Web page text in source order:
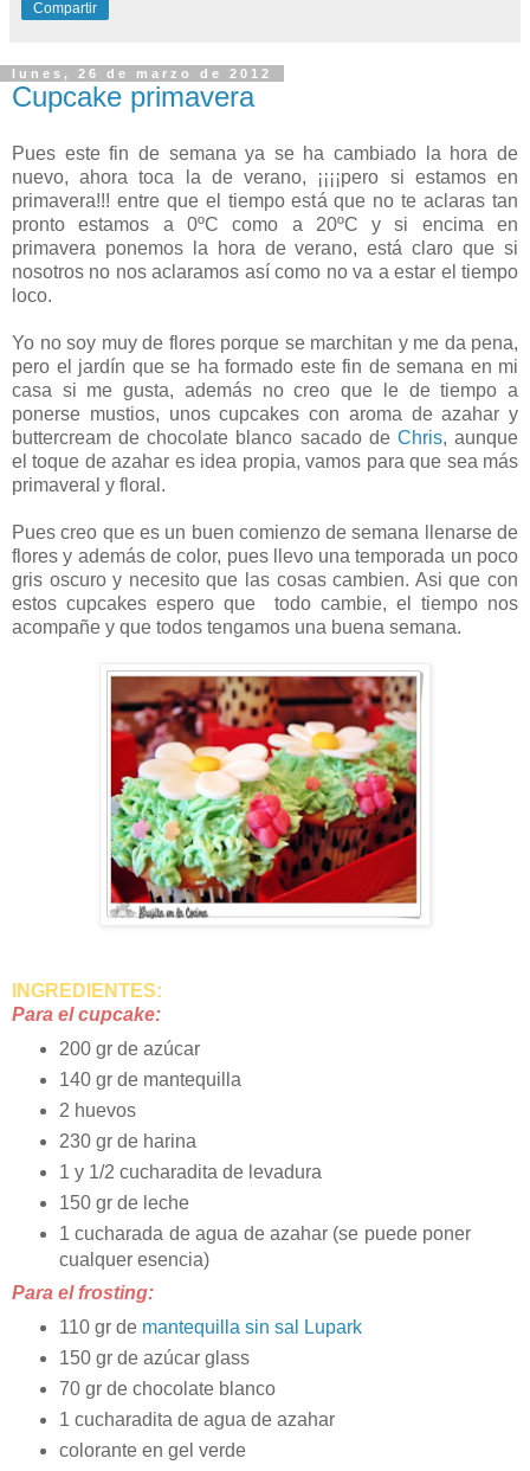
Compartir
lunes, 26 de marzo de 2012
Cupcake primavera
Pues este fin de semana ya se ha cambiado la hora de
nuevo, ahora toca la de verano, ¡¡¡¡pero si estamos en
primavera!!! entre que el tiempo está que no te aclaras tan
pronto estamos a 0ºC como a 20ºC y si encima en
primavera ponemos la hora de verano, está claro que si
nosotros no nos aclaramos así como no va a estar el tiempo
loco.
Yo no soy muy de flores porque se marchitan y me da pena,
pero el jardín que se ha formado este fin de semana en mi
casa si me gusta, además no creo que le de tiempo a
ponerse mustios, unos cupcakes con aroma de azahar y
buttercream de chocolate blanco sacado de Chris, aunque
el toque de azahar es idea propia, vamos para que sea más
primaveral y floral.
Pues creo que es un buen comienzo de semana llenarse de
flores y además de color, pues llevo una temporada un poco
gris oscuro y necesito que las cosas cambien. Asi que con
estos cupcakes espero que todo cambie, el tiempo nos
acompañe y que todos tengamos una buena semana.
INGREDIENTES:
Para el cupcake:
200 gr de azúcar
140 gr de mantequilla
2 huevos
230 gr de harina
1 y 1/2 cucharadita de levadura
150 gr de leche
1 cucharada de agua de azahar (se puede poner
cualquer esencia)
Para el frosting:
110 gr de mantequilla sin sal Lupark
150 gr de azúcar glass
70 gr de chocolate blanco
1 cucharadita de agua de azahar
colorante en gel verde